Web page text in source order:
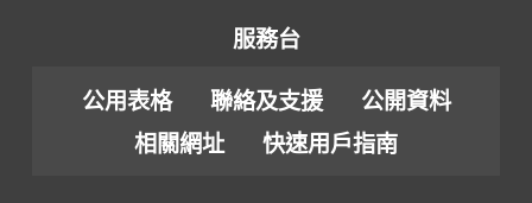
服務台
公用表格 聯絡及支援
公開資料
相關網址
快速用戶指南